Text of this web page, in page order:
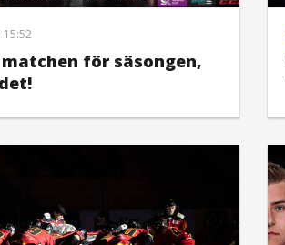
15:52
för säsongen,